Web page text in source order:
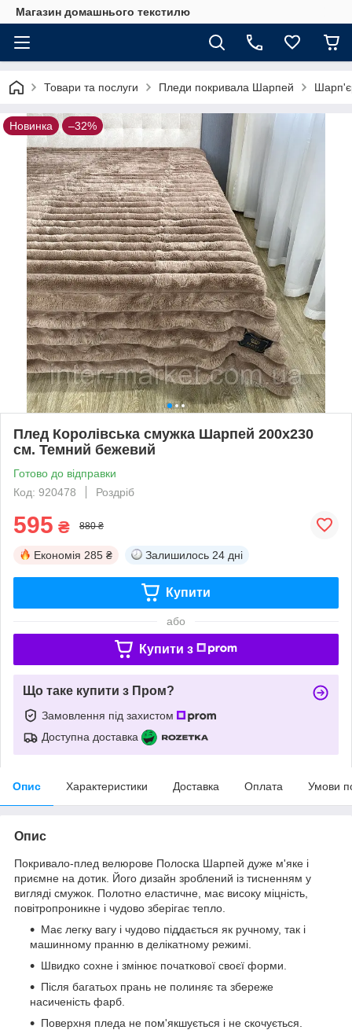
Магазин домашнього текстилю
Товари та послуги Пледи покривала Шарпей
Новинка –32%
Плед Королівська смужка Шарпей 200х230
см. Темний бежевий
Готово до відправки
Код: 920478
Роздріб
595 ₴ 880 ₴
Економія 285 ₴ Залишилось 24 дні
Купити
або
Купити з
Що таке купити з Пром?
Замовлення під захистом
Доступна доставка
Опис Характеристики Доставка Оплата Умови
Опис
Покривало-плед велюрове Полоска Шарпей дуже м'яке і
приємне на дотик. Його дизайн зроблений із тисненням у
вигляді смужок. Полотно еластичне, має високу міцність,
повітропроникне і чудово зберігає тепло.
Має легку вагу і чудово піддається як ручному, так і
машинному пранню в делікатному режимі.
Швидко сохне і змінює початкової своєї форми.
Після багатьох прань не полиняє та збереже
насиченість фарб.
Поверхня пледа не пом'якшується і не скочується.